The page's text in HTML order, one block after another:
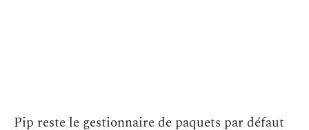
Pip reste le gestionnaire de paquets par défaut